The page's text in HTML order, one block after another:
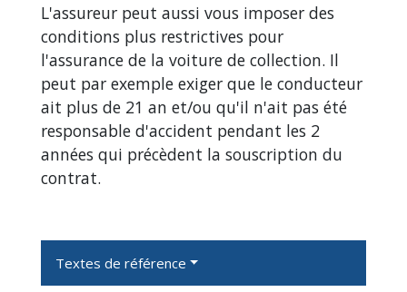
L'assureur peut aussi vous imposer des
conditions plus restrictives pour
l'assurance de la voiture de collection. Il
peut par exemple exiger que le conducteur
ait plus de 21 an et/ou qu'il n'ait pas été
responsable d'accident pendant les 2
années qui précèdent la souscription du
contrat.
Textes de référence